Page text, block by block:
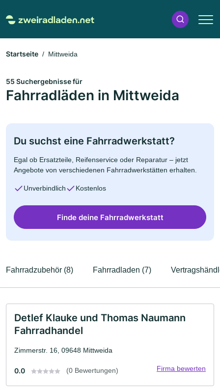
Startseite Mittweida
55 Suchergebnisse für
Fahrradläden in Mittweida
Du suchst eine Fahrradwerkstatt?
Egal ob Ersatzteile, Reifenservice oder Reparatur – jetzt
Angebote von verschiedenen Fahrradwerkstätten erhalten.
Unverbindlich Kostenlos
Finde deine Fahrradwerkstatt
Fahrradzubehör (8) Fahrradladen (7)
Detlef Klauke und Thomas Naumann
Fahrradhandel
Zimmerstr. 16, 09648 Mittweida
0.0 (0 Bewertungen) Firma bewerten